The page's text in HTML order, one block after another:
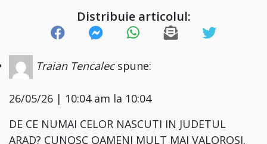
Distribuie articolul:
Traian Tencalec spune:
26/05/26 | 10:04 am la 10:04
DE CE NUMAI CELOR NASCUTI IN JUDETUL
ARAD? CUNOSC OAMENI MULT MAI VALOROSI.